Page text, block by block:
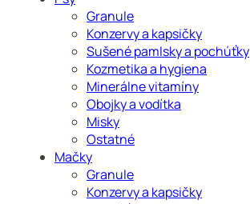
Granule
Konzervy a kapsičky
Sušené pamlsky a pochúťky
Kozmetika a hygiena
Minerálne vitamíny
Obojky a vodítka
Misky
Ostatné
Mačky
Granule
Konzervy a kapsičky